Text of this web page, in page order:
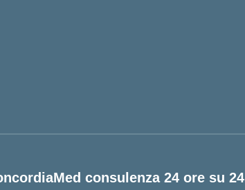
consulenza 24 ore su 24